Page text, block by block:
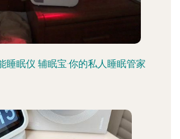
睡眠仪 辅眠宝·你的私人睡眠管家